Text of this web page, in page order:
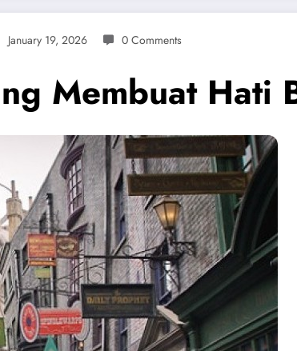
January 19, 2026 0 Comments
Membuat Hati